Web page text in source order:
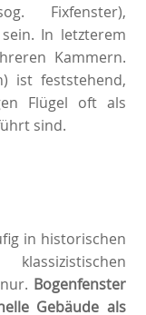
Fixfenster),
In letzterem
Kammern.
ist feststehend,
Flügel oft als
sind.
in historischen
Bogenfenster
Gebäude als